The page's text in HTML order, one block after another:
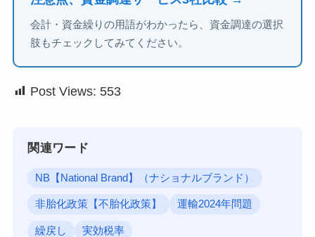
会計・資金繰りの用語がわかったら、資金調達の選択
肢もチェックしてみてください。
Post Views: 553
関連ワード
NB【National Brand】（ナショナルブランド）
非胎化政策【不胎化政策】 運輸2024年問題
繰戻し 実効税率